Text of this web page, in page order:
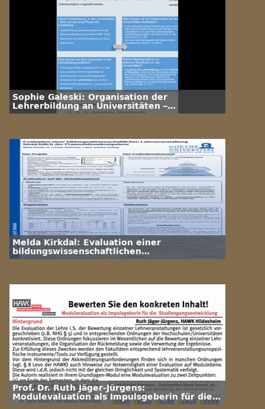
Sophie Galeski: Organisation der
Lehrerbildung an Universitäten –
Literaturrecherche
Melda Kirkdal: Evaluation einer
bildungswissenschaftlichen
Lehrveranstaltung hinsichtlich der
Prof. Dr. Ruth Jäger-Jürgens:
Modulevaluation als Impulsgeberin für die
Studiengangsentwicklung